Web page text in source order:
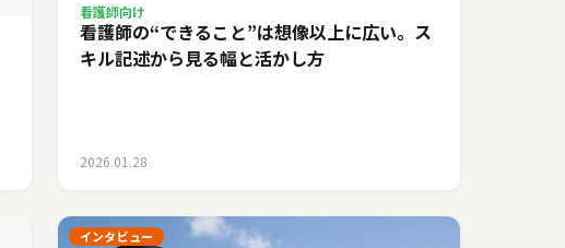
看護師向け
看護師の“できること”は想像以上に広い。ス
キル記述から見る幅と活かし方
2026.01.28
インタビュー